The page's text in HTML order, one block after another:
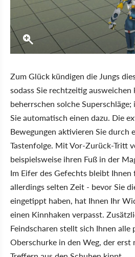
Zum Glück kündigen die Jungs
sodass Sie rechtzeitig ausweichen
beherrschen solche
Sie automatisch einen dazu. Die
Bewegungen aktivieren Sie durch
Tastenfolge. Mit Vor-Zurück-Tritt
beispielsweise ihren Fuß in der
Im Eifer des Gefechts bleibt Ihnen
allerdings selten Zeit - bevor Sie
eingetippt haben, hat Ihnen Ihr
einen Kinnhaken verpasst.
Feindscharen stellt sich Ihnen alle
Oberschurke in den Weg, der erst